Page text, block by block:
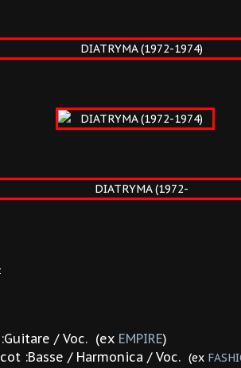
/ Voc. (ex EMPIRE)
:Basse / Harmonica / Voc. (ex